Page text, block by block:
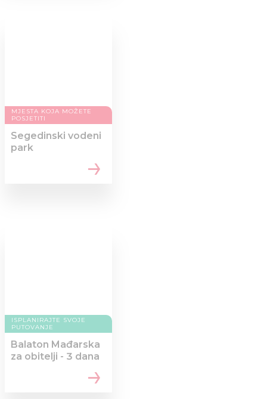
MJESTA KOJA MOŽETE
POSJETITI
Segedinski vodeni
park
ISPLANIRAJTE SVOJE
PUTOVANJE
Balaton Mađarska
za obitelji - 3 dana